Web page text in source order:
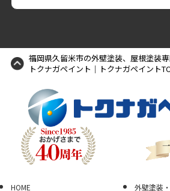
福岡県久留米市の外壁塗装、屋根塗装
トクナガペイント｜トクナガペイント
HOME
外壁塗装